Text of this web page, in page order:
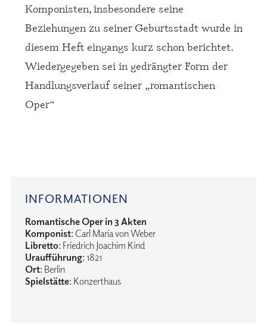
Komponisten, insbesondere seine
Beziehungen zu seiner Geburtsstadt wurde in
diesem Heft eingangs kurz schon berichtet.
Wiedergegeben sei in gedrängter Form der
Handlungsverlauf seiner „romantischen
Oper“
INFORMATIONEN
Romantische Oper in 3 Akten
Komponist: Carl Maria von Weber
Libretto: Friedrich Joachim Kind
Uraufführung: 1821
Ort: Berlin
Spielstätte: Konzerthaus